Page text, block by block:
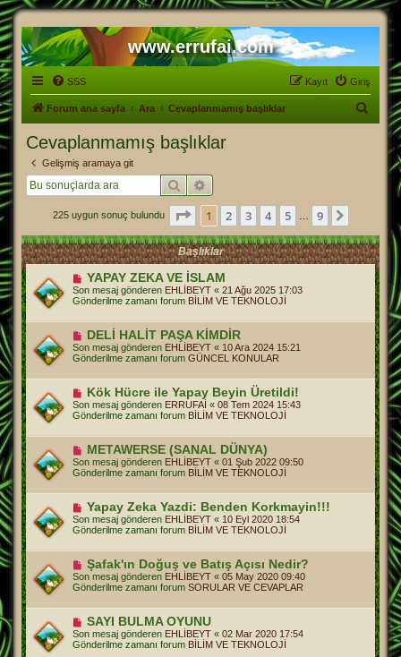
www.errufai.com
SSS Giriş
Kayıt
Forum ana sayfa Ara Cevaplanmamış başlıklar
Cevaplanmamış başlıklar
Gelişmiş aramaya git
Ara
225 uygun sonuç bulundu 1 . sayfa (Toplam 9 sayfa)
1 2 3 4 5 9
Başlıklar
Y
n
i
e
s
a
j
YAPAY ZEKA VE İSLAM
Son mesaj gönderen EHLİBEYT « 21 Ağu 2025 17:03
Gönderilme zamanı forum BİLİM VE TEKNOLOJİ
Y
e
n
i
e
s
a
j
DELİ HALİT PAŞA KİMDİR
Son mesaj gönderen EHLİBEYT « 10 Ara 2024 15:21
Gönderilme zamanı forum GÜNCEL KONULAR
Y
e
n
i
e
s
a
j
Kök Hücre ile Yapay Beyin Üretildi!
Son mesaj gönderen ERRUFAİ « 08 Tem 2024 15:43
Gönderilme zamanı forum BİLİM VE TEKNOLOJİ
Y
e
n
i
e
a
j
METAWERSE (SANAL DÜNYA)
Son mesaj gönderen EHLİBEYT « 01 Şub 2022 09:50
Gönderilme zamanı forum BİLİM VE TEKNOLOJİ
Y
n
i
s
a
j
Yapay Zeka Yazdi: Benden Korkmayin!!!
Son mesaj gönderen EHLİBEYT « 10 Eyl 2020 18:54
Gönderilme zamanı forum BİLİM VE TEKNOLOJİ
Y
e
n
i
s
a
j
Şafak'ın Doğuş ve Batış Açısı Nedir?
Son mesaj gönderen EHLİBEYT « 05 May 2020 09:40
Gönderilme zamanı forum SORULAR VE CEVAPLAR
Y
e
n
i
SAYI BULMA OYUNU
Son mesaj gönderen EHLİBEYT « 02 Mar 2020 17:54
Gönderilme zamanı forum BİLİM VE TEKNOLOJİ